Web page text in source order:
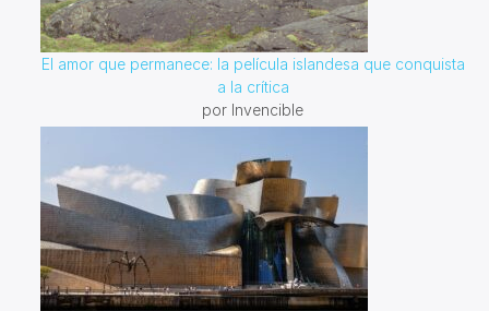
El amor que permanece: la película islandesa que conquista
a la crítica
por Invencible